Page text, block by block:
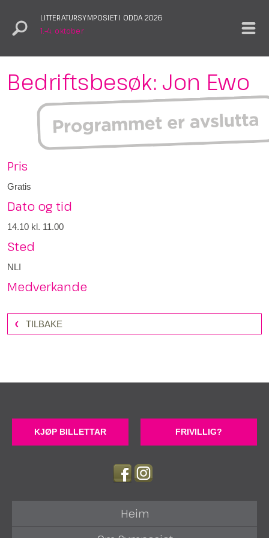
LITTERATURSYMPOSIET I ODDA 2026
1.–4. oktober
Bedriftsbesøk: Jon Ewo
Pris
Gratis
Dato og tid
14.10 kl. 11.00
Sted
NLI
Medverkande
TILBAKE
KJØP BILLETTAR FRIVILLIG?
Heim